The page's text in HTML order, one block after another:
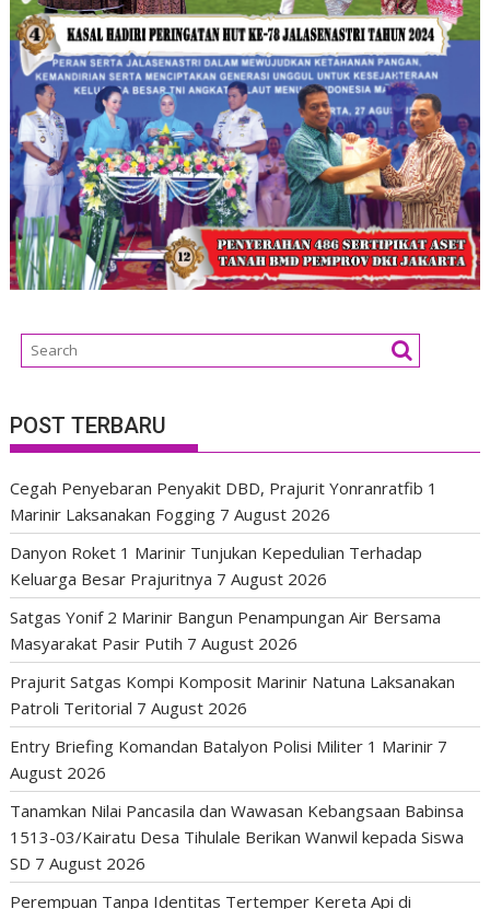
POST TERBARU
Cegah Penyebaran Penyakit DBD, Prajurit Yonranratfib 1
Marinir Laksanakan Fogging 7 August 2026
Danyon Roket 1 Marinir Tunjukan Kepedulian Terhadap
Keluarga Besar Prajuritnya 7 August 2026
Satgas Yonif 2 Marinir Bangun Penampungan Air Bersama
Masyarakat Pasir Putih 7 August 2026
Prajurit Satgas Kompi Komposit Marinir Natuna Laksanakan
Patroli Teritorial 7 August 2026
Entry Briefing Komandan Batalyon Polisi Militer 1 Marinir 7
August 2026
Tanamkan Nilai Pancasila dan Wawasan Kebangsaan Babinsa
1513-03/Kairatu Desa Tihulale Berikan Wanwil kepada Siswa
SD 7 August 2026
Perempuan Tanpa Identitas Tertemper Kereta Api di